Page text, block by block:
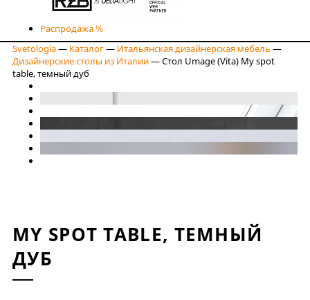
Распродажа %
Svetologia— Каталог— Итальянская дизайнерская мебель —
Дизайнерские столы из Италии—Стол Umage (Vita) My spot
table, темный дуб
MY SPOT TABLE, ТЕМНЫЙ
ДУБ